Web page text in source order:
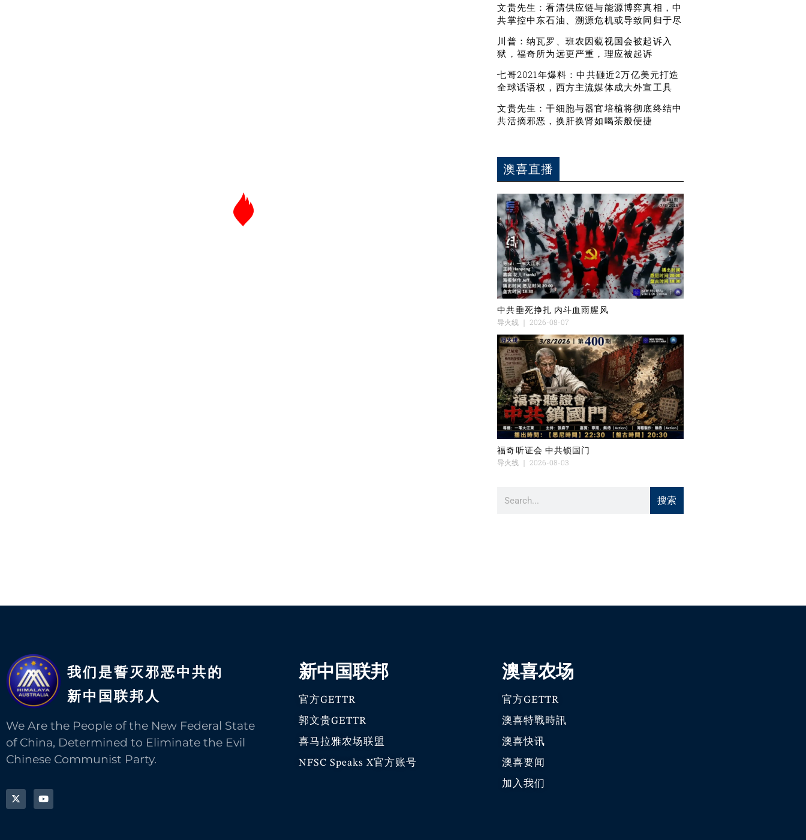
文贵先生：看清供应链与能源博弈真相，中
共掌控中东石油、溯源危机或导致同归于尽
川普：纳瓦罗、班农因藐视国会被起诉入
狱，福奇所为远更严重，理应被起诉
七哥2021年爆料：中共砸近2万亿美元打造
全球话语权，西方主流媒体成大外宣工具
文贵先生：干细胞与器官培植将彻底终结中
共活摘邪恶，换肝换肾如喝茶般便捷
澳喜直播
中共垂死挣扎 内斗血雨腥风
导火线
2026-08-07
福奇听证会 中共锁国门
导火线
2026-08-03
搜索
我们是誓灭邪恶中共的
新中国联邦人​
We Are the People of the New Federal State
of China, Determined to Eliminate the Evil
Chinese Communist Party.
新中国联邦
官方GETTR
郭文贵GETTR
喜马拉雅农场联盟
NFSC Speaks X官方账号
澳喜农场
官方GETTR
澳喜特戰時訊
澳喜快讯
澳喜要闻
加入我们